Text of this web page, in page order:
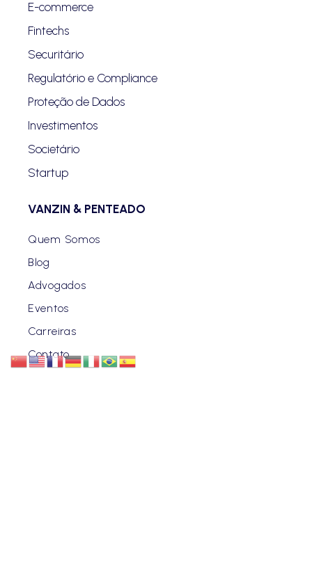
E-commerce
Fintechs
Securitário
Regulatório e Compliance
Proteção de Dados
Investimentos
Societário
Startup
VANZIN & PENTEADO
Quem Somos
Blog
Advogados
Eventos
Carreiras
Contato